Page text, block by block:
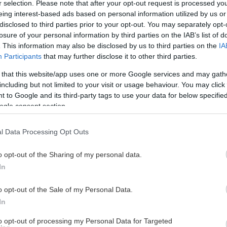
selection. Please note that after your opt-out request is processed
interest-based ads based on personal information utilized by us
to third parties prior to your opt-out. You may separately
of your personal information by third parties on the IAB’s list of
This information may also be disclosed by us to third parties on the
Participants that may further disclose it to other third parties.
that this website/app uses one or more Google services and may
but not limited to your visit or usage behaviour. You may
to Google and its third-party tags to use your data for below
consent section.
Data Processing Opt Outs
opt-out of the Sharing of my personal data.
opt-out of the Sale of my Personal Data.
opt-out of processing my Personal Data for Targeted
Meny 5
Mat och dryck
i arenan under matchdagarna.
Swipa åt sidan för att se vilken meny som är
biljett under respektive match senast 48 timmar före
hittar du på vår biljettsida under respektive match.